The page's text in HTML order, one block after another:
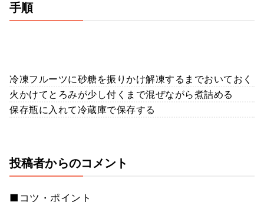
手順
冷凍フルーツに砂糖を振りかけ解凍するまでおいておく
火かけてとろみが少し付くまで混ぜながら煮詰める
保存瓶に入れて冷蔵庫で保存する
投稿者からのコメント
■コツ・ポイント